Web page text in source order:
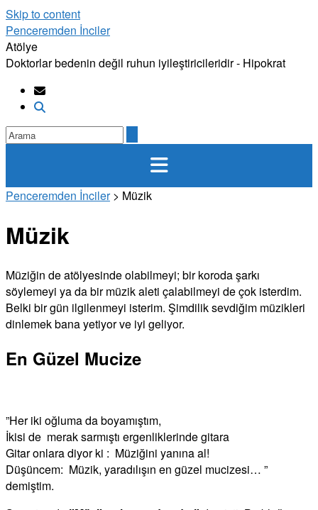
Skip to content
Penceremden İnciler
Atölye
Doktorlar bedenin değil ruhun iyileştiricileridir - Hipokrat
Penceremden İnciler> Müzik
Müzik
Müziğin de atölyesinde olabilmeyi; bir koroda şarkı
söylemeyi ya da bir müzik aleti çalabilmeyi de çok isterdim.
Belki bir gün ilgilenmeyi isterim. Şimdilik sevdiğim müzikleri
dinlemek bana yetiyor ve iyi geliyor.
En Güzel Mucize
”Her iki oğluma da boyamıştım,
İkisi de merak sarmıştı ergenliklerinde gitara
Gitar onlara diyor ki : Müziğini yanına al!
Düşüncem: Müzik, yaradılışın en güzel mucizesi… ”
demiştim.